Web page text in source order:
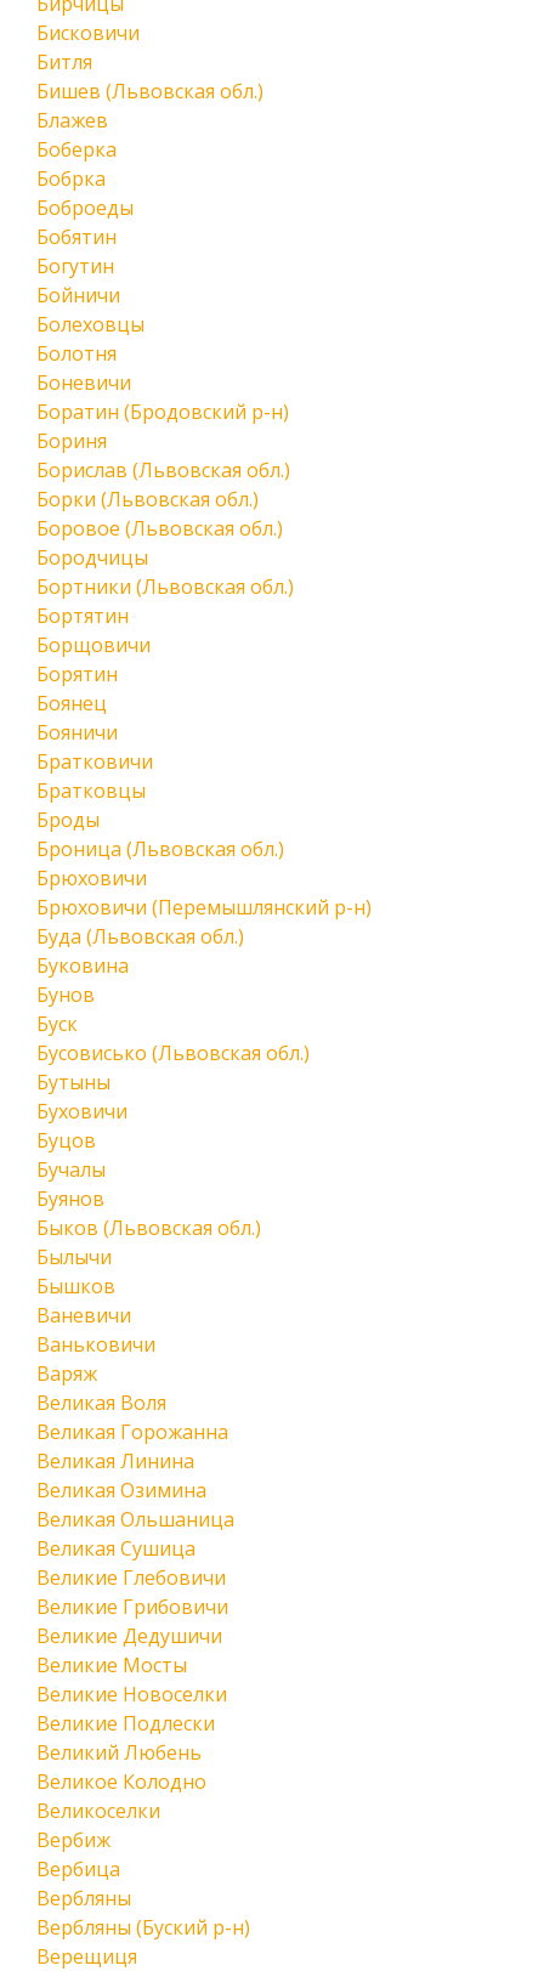
Бисковичи
Битля
Бишев (Львовская обл.)
Блажев
Боберка
Бобрка
Боброеды
Бобятин
Богутин
Бойничи
Болеховцы
Болотня
Боневичи
Боратин (Бродовский р-н)
Бориня
Борислав (Львовская обл.)
Борки (Львовская обл.)
Боровое (Львовская обл.)
Бородчицы
Бортники (Львовская обл.)
Бортятин
Борщовичи
Борятин
Боянец
Бояничи
Братковичи
Братковцы
Броды
Броница (Львовская обл.)
Брюховичи
Брюховичи (Перемышлянский р-н)
Буда (Львовская обл.)
Буковина
Бунов
Буск
Бусовисько (Львовская обл.)
Бутыны
Буховичи
Буцов
Бучалы
Буянов
Быков (Львовская обл.)
Былычи
Бышков
Ваневичи
Ваньковичи
Варяж
Великая Воля
Великая Горожанна
Великая Линина
Великая Озимина
Великая Ольшаница
Великая Сушица
Великие Глебовичи
Великие Грибовичи
Великие Дедушичи
Великие Мосты
Великие Новоселки
Великие Подлески
Великий Любень
Великое Колодно
Великоселки
Вербиж
Вербица
Вербляны
Вербляны (Буский р-н)
Верещиця